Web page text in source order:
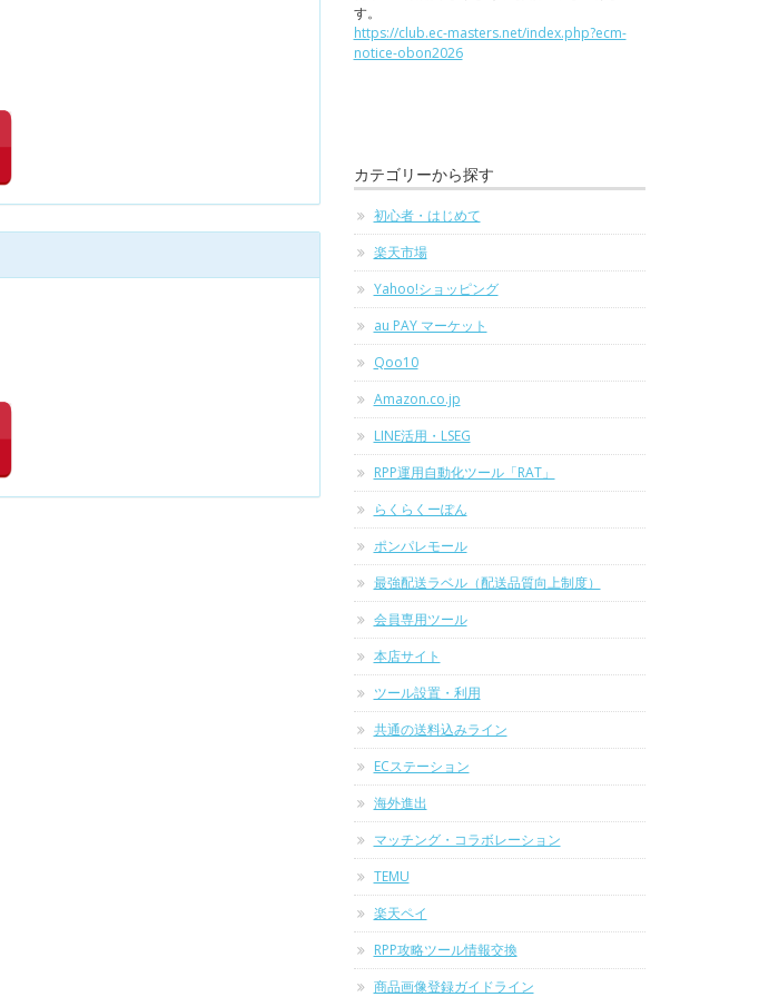
す。
https://club.ec-masters.net/index.php?ecm-
notice-obon2026
カテゴリーから探す
初心者・はじめて
楽天市場
Yahoo!ショッピング
au PAY マーケット
Qoo10
Amazon.co.jp
LINE活用・LSEG
RPP運用自動化ツール「RAT」
らくらくーぽん
ポンパレモール
最強配送ラベル（配送品質向上制度）
会員専用ツール
本店サイト
ツール設置・利用
共通の送料込みライン
ECステーション
海外進出
マッチング・コラボレーション
TEMU
楽天ペイ
RPP攻略ツール情報交換
商品画像登録ガイドライン